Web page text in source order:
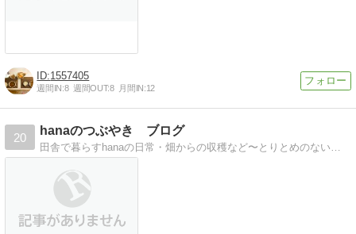
1557405
週間IN:8 週間OUT:8 月間IN:12
20
hanaのつぶやき ブログ